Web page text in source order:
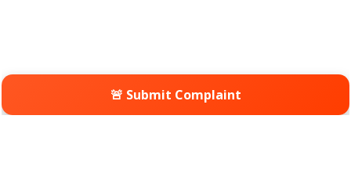
🚨 Submit Complaint